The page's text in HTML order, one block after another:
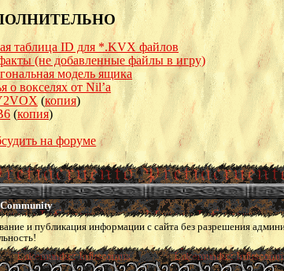
таблица ID для *.KVX файлов
(не добавленные файлы в игру)
модель ящика
о вокселях от Nil’a
(копия)
(копия)
на форуме
и публикация информации с сайта без разрешения